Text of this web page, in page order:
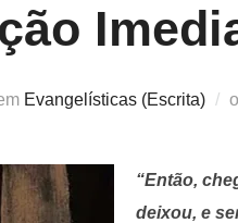
Evangelísticas (Escrita)
“Então,
deixou, e